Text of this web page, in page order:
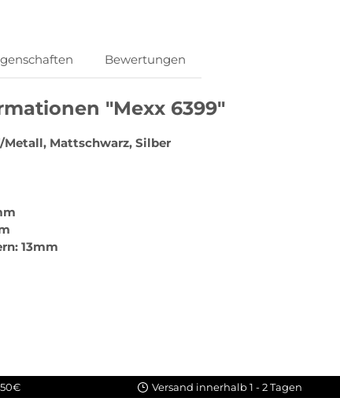
Bewertungen
"Mexx 6399"
Mattschwarz, Silber
13mm
Versand innerhalb 1 - 2 Tagen